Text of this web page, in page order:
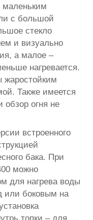
маленьким
с большой
стекло
и визуально
а малое –
нагревается.
жаростойким
Также имеется
обзор огня не
встроенного
бака. При
можно
для нагрева воды
или боковым на